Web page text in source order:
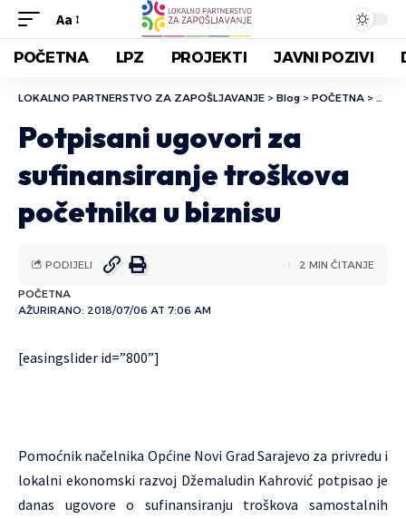
Aa
POČETNA LPZ PROJEKTI JAVNI POZIVI
LOKALNO PARTNERSTVO ZA ZAPOŠLJAVANJE > Blog > POČETNA >
Potpisani ugovori za
sufinansiranje troškova
početnika u biznisu
AŽURIRANO: 2018/07/06 AT 7:06 AM
POČETNA
PODIJELI 2 MIN ČITANJE
[easingslider id=”800”]
Pomoćnik načelnika Općine Novi Grad Sarajevo za privredu i
lokalni ekonomski razvoj Džemaludin Kahrović potpisao je
danas ugovore o sufinansiranju troškova samostalnih